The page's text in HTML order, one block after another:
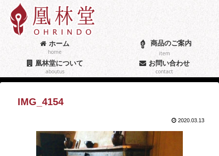
ホーム
home
商品のご案内
item
凰林堂について
aboutus
お問い合わせ
contact
IMG_4154
2020.03.13